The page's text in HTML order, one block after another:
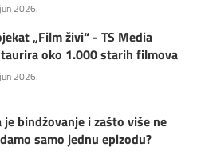
2026.
„Film živi“ - TS Media
oko 1.000 starih filmova
2026.
je bindžovanje i zašto više ne
samo jednu epizodu?